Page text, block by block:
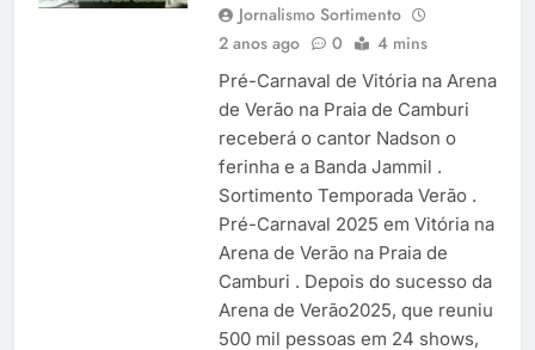
Jornalismo Sortimento
2 anos ago
0 4 mins
Pré-Carnaval de Vitória na Arena
de Verão na Praia de Camburi
receberá o cantor Nadson o
ferinha e a Banda Jammil .
Sortimento Temporada Verão .
Pré-Carnaval 2025 em Vitória na
Arena de Verão na Praia de
Camburi . Depois do sucesso da
Arena de Verão2025, que reuniu
500 mil pessoas em 24 shows,